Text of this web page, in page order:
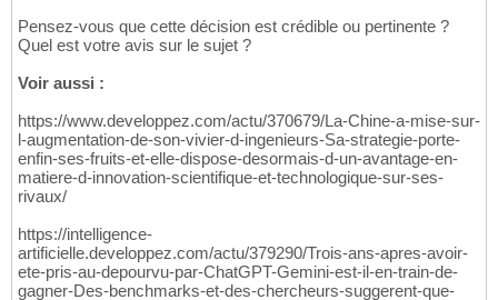
Pensez-vous que cette décision est crédible ou pertinente ?
Quel est votre avis sur le sujet ?
Voir aussi :
https://www.developpez.com/actu/370679/La-Chine-a-mise-sur-
l-augmentation-de-son-vivier-d-ingenieurs-Sa-strategie-porte-
enfin-ses-fruits-et-elle-dispose-desormais-d-un-avantage-en-
matiere-d-innovation-scientifique-et-technologique-sur-ses-
rivaux/
https://intelligence-
artificielle.developpez.com/actu/379290/Trois-ans-apres-avoir-
ete-pris-au-depourvu-par-ChatGPT-Gemini-est-il-en-train-de-
gagner-Des-benchmarks-et-des-chercheurs-suggerent-que-